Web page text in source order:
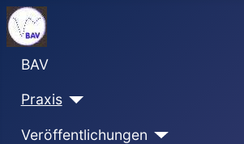
BAV
Praxis
Veröffentlichungen